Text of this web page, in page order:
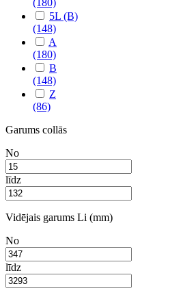
5L (B)
(148)
A
(180)
B
(148)
Z
(86)
Garums collās
No
līdz
Vidējais garums Li (mm)
No
līdz